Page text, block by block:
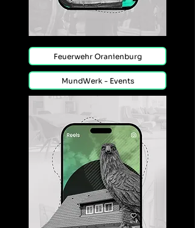
Feuerwehr Oranienburg
MundWerk - Events